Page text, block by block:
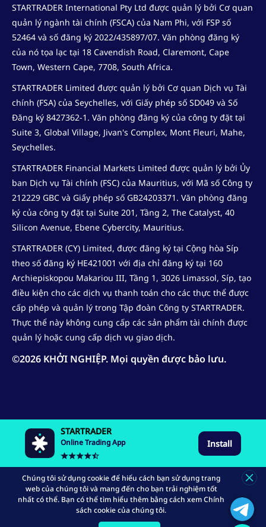
STARTRADER International Pty Ltd được quản lý bởi Cơ quan
quản lý ngành tài chính (FSCA) của Nam Phi, với FSP số
52464 và số đăng ký 2022/435897/07. Văn phòng đăng ký
của nó tọa lạc tại 18 Cavendish Road, Claremont, Cape
Town, Western Cape, 7708, South Africa.
STARTRADER Limited được quản lý bởi Cơ quan Dịch vụ Tài
chính (FSA) của Seychelles, với Giấy phép số SD049 và Số
Đăng ký 8427362-1. Văn phòng đăng ký của công ty đặt tại
Suite 3, Global Village, Jivan's Complex, Mont Fleuri, Mahe,
Seychelles.
STARTRADER Financial Markets Limited được quản lý bởi Ủy
ban Dịch vụ Tài chính (FSC) của Mauritius, với Mã số Công ty
212229 GBC và Giấy phép số GB24203371. Văn phòng đăng
ký của công ty đặt tại Suite 201, Tầng 2, The Catalyst, 40
Silicon Avenue, Ebene Cybercity, Mauritius.
STARTRADER (CY) Limited, được đăng ký tại Cộng hòa Síp
theo số đăng ký HE421001 với địa chỉ đăng ký tại 160
Archiepiskopou Makariou III, Tầng 1, 3026 Limassol, Síp, tạo
điều kiện cho các dịch vụ thanh toán cho các thực thể được
cấp phép và quản lý trong Tập đoàn Công ty STARTRADER.
Thực thể này không cung cấp các sản phẩm tài chính được
quản lý hoặc cung cấp dịch vụ giao dịch.
©2026 KHỞI NGHIỆP. Mọi quyền được bảo lưu.
Chúng tôi sử dụng cookie để hiểu cách bạn sử dụng trang
web của chúng tôi và mang đến cho bạn trải nghiệm tốt
nhất có thể. Bạn có thể tìm hiểu thêm bằng cách xem Chính
sách cookie của chúng tôi.
STARTRADER
Online Trading App Install